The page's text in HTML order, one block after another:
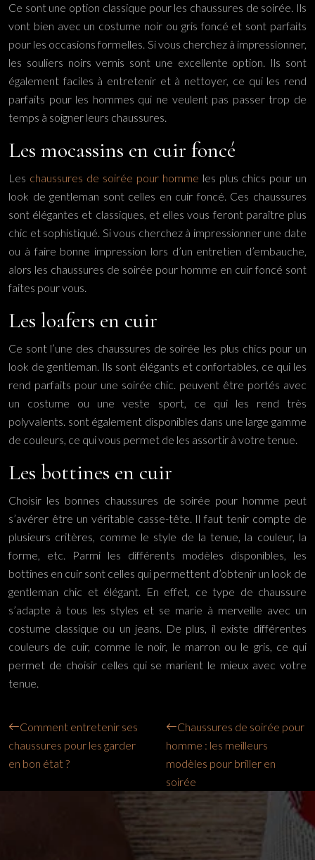
Ce sont une option classique pour les chaussures de soirée. Ils
vont bien avec un costume noir ou gris foncé et sont parfaits
pour les occasions formelles. Si vous cherchez à impressionner,
les souliers noirs vernis sont une excellente option. Ils sont
également faciles à entretenir et à nettoyer, ce qui les rend
parfaits pour les hommes qui ne veulent pas passer trop de
temps à soigner leurs chaussures.
Les mocassins en cuir foncé
Les chaussures de soirée pour homme les plus chics pour un
look de gentleman sont celles en cuir foncé. Ces chaussures
sont élégantes et classiques, et elles vous feront paraître plus
chic et sophistiqué. Si vous cherchez à impressionner une date
ou à faire bonne impression lors d’un entretien d’embauche,
alors les chaussures de soirée pour homme en cuir foncé sont
faites pour vous.
Les loafers en cuir
Ce sont l’une des chaussures de soirée les plus chics pour un
look de gentleman. Ils sont élégants et confortables, ce qui les
rend parfaits pour une soirée chic. peuvent être portés avec
un costume ou une veste sport, ce qui les rend très
polyvalents. sont également disponibles dans une large gamme
de couleurs, ce qui vous permet de les assortir à votre tenue.
Les bottines en cuir
Choisir les bonnes chaussures de soirée pour homme peut
s’avérer être un véritable casse-tête. Il faut tenir compte de
plusieurs critères, comme le style de la tenue, la couleur, la
forme, etc. Parmi les différents modèles disponibles, les
bottines en cuir sont celles qui permettent d’obtenir un look de
gentleman chic et élégant. En effet, ce type de chaussure
s’adapte à tous les styles et se marie à merveille avec un
costume classique ou un jeans. De plus, il existe différentes
couleurs de cuir, comme le noir, le marron ou le gris, ce qui
permet de choisir celles qui se marient le mieux avec votre
tenue.
Comment entretenir ses
chaussures pour les garder
en bon état ?
Chaussures de soirée pour
homme : les meilleurs
modèles pour briller en
soirée